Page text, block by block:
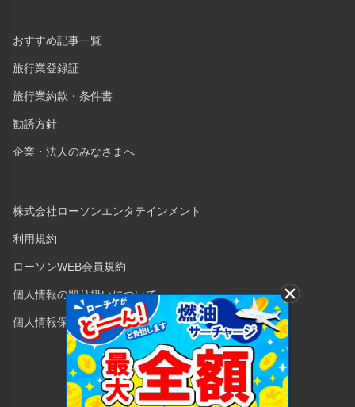
おすすめ記事一覧
旅行業登録証
旅行業約款・条件書
勧誘方針
企業・法人のみなさまへ
株式会社ローソンエンタテインメント
利用規約
ローソンWEB会員規約
個人情報の取り扱いについて
個人情報保護方針
Copyright © 1998 Lawson Entertainment, Inc.